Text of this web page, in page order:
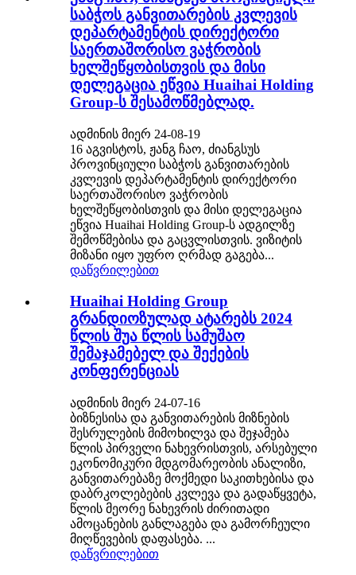
საბჭოს განვითარების კვლევის
დეპარტამენტის დირექტორი
საერთაშორისო ვაჭრობის
ხელშეწყობისთვის და მისი
დელეგაცია ეწვია Huaihai Holding
Group-ს შესამოწმებლად.
ადმინის მიერ 24-08-19
16 აგვისტოს, ჟანგ ჩაო, ძიანგსუს
პროვინციული საბჭოს განვითარების
კვლევის დეპარტამენტის დირექტორი
საერთაშორისო ვაჭრობის
ხელშეწყობისთვის და მისი დელეგაცია
ეწვია Huaihai Holding Group-ს ადგილზე
შემოწმებისა და გაცვლისთვის. ვიზიტის
მიზანი იყო უფრო ღრმად გაგება...
დაწვრილებით
Huaihai Holding Group
გრანდიოზულად ატარებს 2024
წლის შუა წლის სამუშაო
შემაჯამებელ და შექების
კონფერენციას
ადმინის მიერ 24-07-16
ბიზნესისა და განვითარების მიზნების
შესრულების მიმოხილვა და შეჯამება
წლის პირველი ნახევრისთვის, არსებული
ეკონომიკური მდგომარეობის ანალიზი,
განვითარებაზე მოქმედი საკითხებისა და
დაბრკოლებების კვლევა და გადაწყვეტა,
წლის მეორე ნახევრის ძირითადი
ამოცანების განლაგება და გამორჩეული
მიღწევების დაფასება. ...
დაწვრილებით